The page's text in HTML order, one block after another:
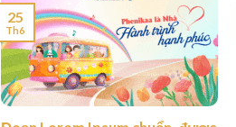
25
Th6